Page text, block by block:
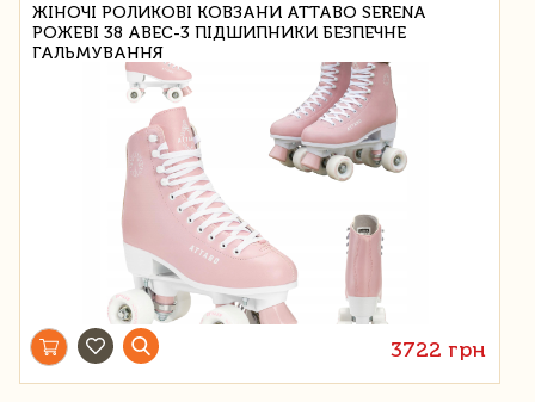
ЖІНОЧІ РОЛИКОВІ КОВЗАНИ ATTABO SERENA
РОЖЕВІ 38 ABEC-3 ПІДШИПНИКИ БЕЗПЕЧНЕ
ГАЛЬМУВАННЯ
3722 грн